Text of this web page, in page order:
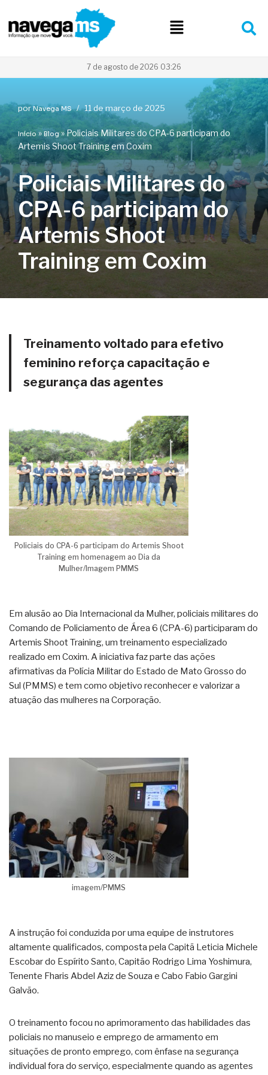
Pular
para
7 de agosto de 2026 03:26
porNavega MS 11 de março de 2025
Início »Blog »Policiais Militares do CPA-6 participam do
Artemis Shoot Training em Coxim
Policiais Militares do
CPA-6 participam do
Artemis Shoot
Training em Coxim
Treinamento voltado para efetivo
feminino reforça capacitação e
segurança das agentes
Policiais do CPA-6 participam do Artemis Shoot
Training em homenagem ao Dia da
Mulher/Imagem PMMS
Em alusão ao Dia Internacional da Mulher, policiais militares do
Comando de Policiamento de Área 6 (CPA-6) participaram do
Artemis Shoot Training, um treinamento especializado
realizado em Coxim. A iniciativa faz parte das ações
afirmativas da Polícia Militar do Estado de Mato Grosso do
Sul (PMMS) e tem como objetivo reconhecer e valorizar a
atuação das mulheres na Corporação.
imagem/PMMS
A instrução foi conduzida por uma equipe de instrutores
altamente qualificados, composta pela Capitã Leticia Michele
Escobar do Espírito Santo, Capitão Rodrigo Lima Yoshimura,
Tenente Fharis Abdel Aziz de Souza e Cabo Fabio Gargini
Galvão.
O treinamento focou no aprimoramento das habilidades das
policiais no manuseio e emprego de armamento em
situações de pronto emprego, com ênfase na segurança
individual fora do serviço, especialmente quando as agentes